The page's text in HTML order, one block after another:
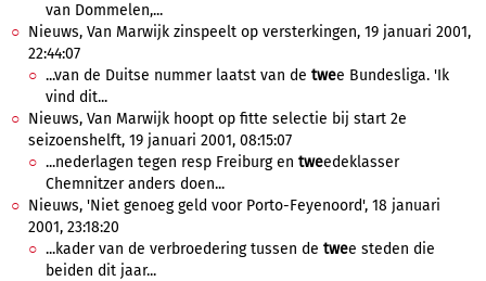
van Dommelen,...
Nieuws, Van Marwijk zinspeelt op versterkingen, 19 januari 2001,
22:44:07
...van de Duitse nummer laatst van de twee Bundesliga. 'Ik
vind dit...
Nieuws, Van Marwijk hoopt op fitte selectie bij start 2e
seizoenshelft, 19 januari 2001, 08:15:07
...nederlagen tegen resp Freiburg en tweedeklasser
Chemnitzer anders doen...
Nieuws, 'Niet genoeg geld voor Porto-Feyenoord', 18 januari
2001, 23:18:20
...kader van de verbroedering tussen de twee steden die
beiden dit jaar...